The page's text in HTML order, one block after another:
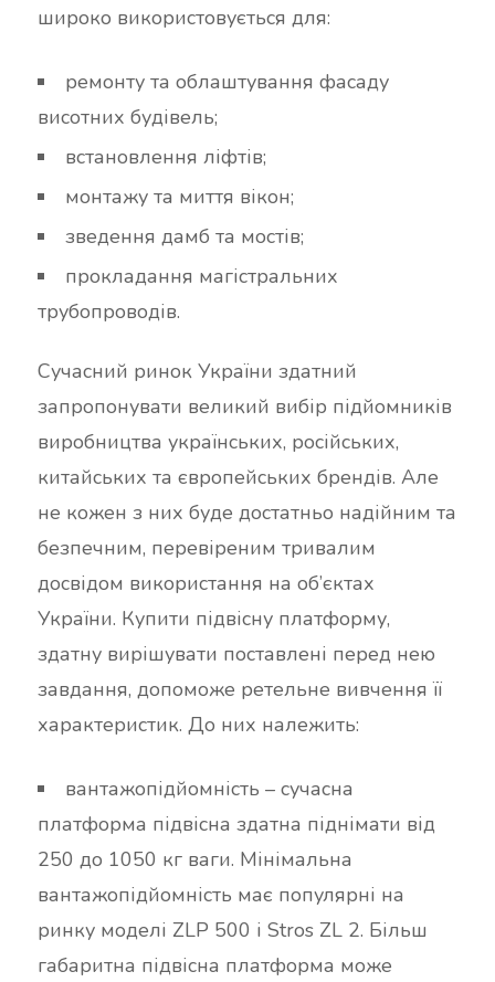
широко використовується для:
ремонту та облаштування фасаду
висотних будівель;
встановлення ліфтів;
монтажу та миття вікон;
зведення дамб та мостів;
прокладання магістральних
трубопроводів.
Сучасний ринок України здатний
запропонувати великий вибір підйомників
виробництва українських, російських,
китайських та європейських брендів. Але
не кожен з них буде достатньо надійним та
безпечним, перевіреним тривалим
досвідом використання на об’єктах
України. Купити підвісну платформу,
здатну вирішувати поставлені перед нею
завдання, допоможе ретельне вивчення її
характеристик. До них належить:
вантажопідйомність – сучасна
платформа підвісна здатна піднімати від
250 до 1050 кг ваги. Мінімальна
вантажопідйомність має популярні на
ринку моделі ZLP 500 і Stros ZL 2. Більш
габаритна підвісна платформа може